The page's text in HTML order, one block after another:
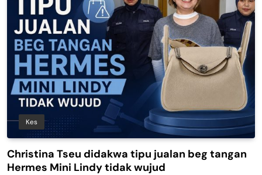
Kes
Christina Tseu didakwa tipu jualan beg tangan
Hermes Mini Lindy tidak wujud